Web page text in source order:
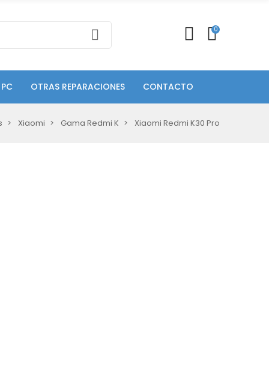
0
OTRAS REPARACIONES CONTACTO
Xiaomi Gama Redmi K Xiaomi Redmi K30 Pro